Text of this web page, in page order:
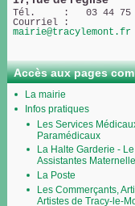
Tél.     :   03 44 75
Courriel :
mairie@tracylemont.fr
Accès aux pages
La mairie
Infos pratiques
Les Services
Paramédicaux
La Halte Garderie -
Assistantes
La Poste
Les Commerçants,
Artistes de Tracy-le-